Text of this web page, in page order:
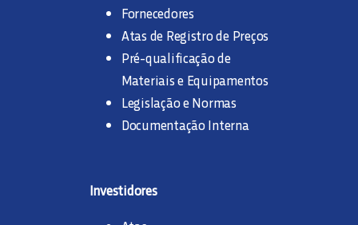
Fornecedores
Atas de Registro de Preços
Pré-qualificação de
Materiais e Equipamentos
Legislação e Normas
Documentação Interna
Investidores